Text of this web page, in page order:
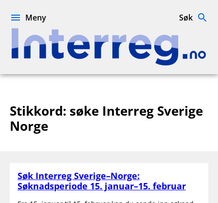
Interreg.no
Meny Søk
Stikkord: søke Interreg Sverige
Norge
Søk Interreg Sverige–Norge:
Søknadsperiode 15. januar–15. februar